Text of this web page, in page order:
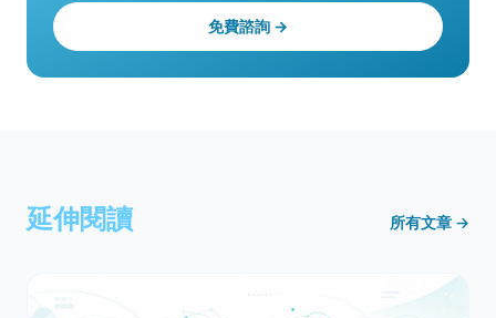
免費諮詢 →
延伸閱讀 所有文章 →